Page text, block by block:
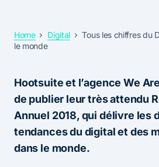
Home Digital
Tous les chiffres du
le monde
Hootsuite et l’agence We
de publier leur très attendu
Annuel 2018, qui délivre les
tendances du digital et des
dans le monde.